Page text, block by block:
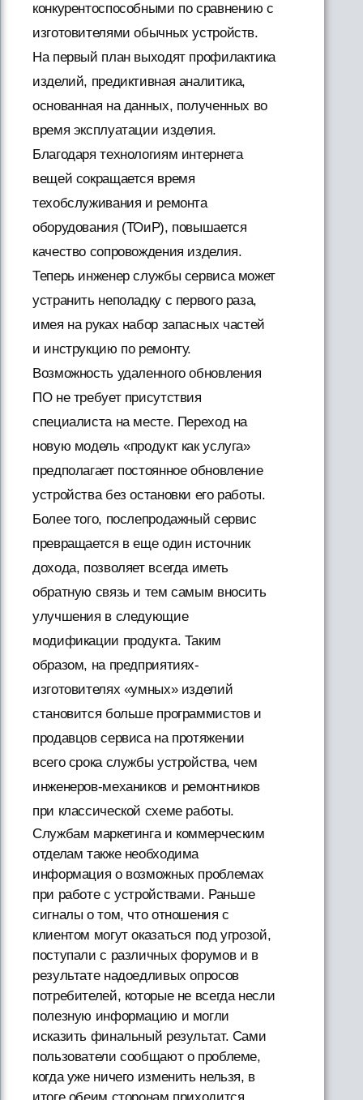
конкурентоспособными по сравнению с
изготовителями обычных устройств.
На первый план выходят профилактика
изделий, предиктивная аналитика,
основанная на данных, полученных во
время эксплуатации изделия.
Благодаря технологиям интернета
вещей сокращается время
техобслуживания и ремонта
оборудования (ТОиР), повышается
качество сопровождения изделия.
Теперь инженер службы сервиса может
устранить неполадку с первого раза,
имея на руках набор запасных частей
и инструкцию по ремонту.
Возможность удаленного обновления
ПО не требует присутствия
специалиста на месте. Переход на
новую модель «продукт как услуга»
предполагает постоянное обновление
устройства без остановки его работы.
Более того, послепродажный сервис
превращается в еще один источник
дохода, позволяет всегда иметь
обратную связь и тем самым вносить
улучшения в следующие
модификации продукта. Таким
образом, на предприятиях-
изготовителях «умных» изделий
становится больше программистов и
продавцов сервиса на протяжении
всего срока службы устройства, чем
инженеров-механиков и ремонтников
при классической схеме работы.
Службам маркетинга и коммерческим
отделам также необходима
информация о возможных проблемах
при работе с устройствами. Раньше
сигналы о том, что отношения с
клиентом могут оказаться под угрозой,
поступали с различных форумов и в
результате надоедливых опросов
потребителей, которые не всегда несли
полезную информацию и могли
исказить финальный результат. Сами
пользователи сообщают о проблеме,
когда уже ничего изменить нельзя, в